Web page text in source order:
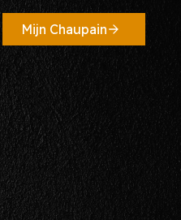
Mijn Chaupain